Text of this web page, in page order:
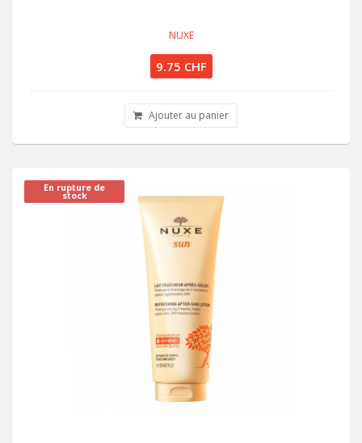
NUXE
9.75 CHF
Ajouter au panier
En rupture de
stock